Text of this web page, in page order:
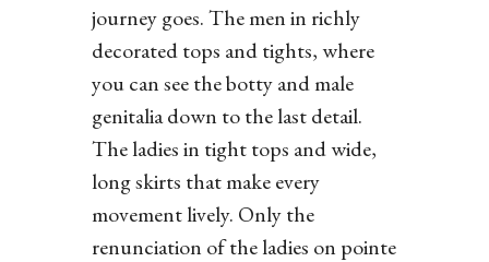
journey goes. The men in richly
decorated tops and tights, where
you can see the botty and male
genitalia down to the last detail.
The ladies in tight tops and wide,
long skirts that make every
movement lively. Only the
renunciation of the ladies on pointe